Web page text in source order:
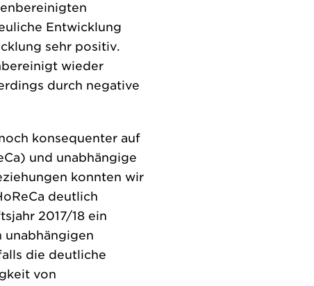
Entwicklung
sehr positiv.
wieder
durch negative
konsequenter auf
und unabhängige
konnten wir
deutlich
2017/18 ein
unabhängigen
die deutliche
von